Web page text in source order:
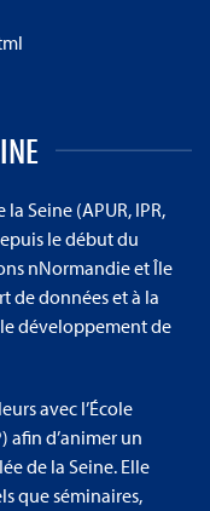
Seine (APUR, IPR,
le début du
nNormandie et Île
de données et à la
développement de
avec l’École
afin d’animer un
de la Seine. Elle
que séminaires,